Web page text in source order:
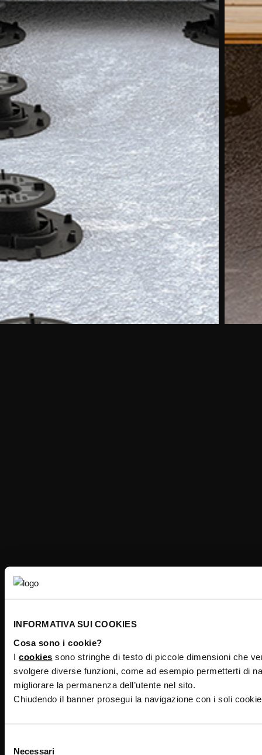
INFORMATIVA SUI COOKIES
Cosa sono i cookie?
I cookies sono stringhe di testo di piccole dimensioni che
svolgere diverse funzioni, come ad esempio permetterti di
migliorare la permanenza dell’utente nel sito.
Chiudendo il banner prosegui la navigazione con i soli
delNecessari